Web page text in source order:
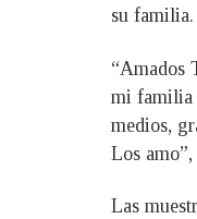
su familia.
“Amados
mi familia
medios,
Los
Las